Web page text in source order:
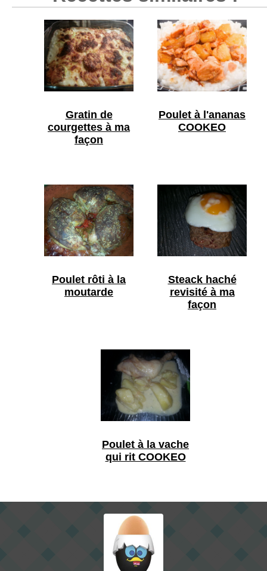
Gratin de
courgettes à ma
façon
Poulet à l'ananas
COOKEO
Poulet rôti à la
moutarde
Steack haché
revisité à ma
façon
Poulet à la vache
qui rit COOKEO